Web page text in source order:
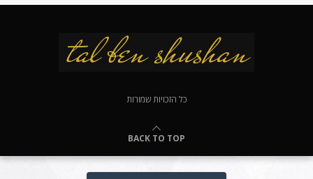
כל הזכויות שמורות
BACK TO TOP